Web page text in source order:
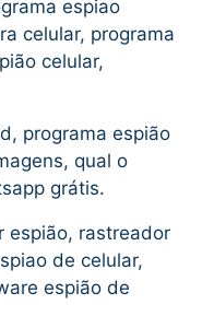
espiao
celular, programa
celular,
programa espião
qual o
grátis.
espião, rastreador
de celular,
espião de